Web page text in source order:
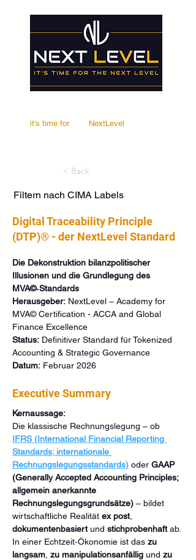
it's time for NextLevel
< Back
Filtern nach CIMA Labels
Digital Traceability Principle
(DTP)® - der NextLevel Standard
Die Dekonstruktion bilanzpolitischer
Illusionen und die Grundlegung des
MVA©‑Standards
Herausgeber: NextLevel – Academy for
MVA© Certification - ACCA and Global
Finance Excellence
Status: Definitiver Standard für Tokenized
Accounting & Strategic Governance
Datum: Februar 2026
Executive Summary
Kernaussage:
Die klassische Rechnungslegung – ob
IFRS (International Financial Reporting
Standards; internationale
Rechnungslegungsstandards) oder GAAP
(Generally Accepted Accounting Principles;
allgemein anerkannte
Rechnungslegungsgrundsätze) – bildet
wirtschaftliche Realität ex post,
dokumentenbasiert und stichprobenhaft ab.
In einer Echtzeit‑Ökonomie ist das zu
langsam zu manipulationsanfällig und zu